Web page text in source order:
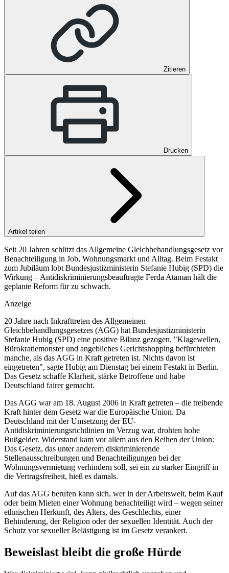
Zitieren
Drucken
Artikel teilen
Seit 20 Jahren schützt das Allgemeine Gleichbehandlungsgesetz vor
Benachteiligung in Job, Wohnungsmarkt und Alltag. Beim Festakt
zum Jubiläum lobt Bundesjustizministerin Stefanie Hubig (SPD) die
Wirkung – Antidiskriminierungsbeauftragte Ferda Ataman hält die
geplante Reform für zu schwach.
Anzeige
20 Jahre nach Inkrafttreten des Allgemeinen
Gleichbehandlungsgesetzes (AGG) hat Bundesjustizministerin
Stefanie Hubig (SPD) eine positive Bilanz gezogen. "Klagewellen,
Bürokratiemonster und angebliches Gerichtshopping befürchteten
manche, als das AGG in Kraft getreten ist. Nichts davon ist
eingetreten", sagte Hubig am Dienstag bei einem Festakt in Berlin.
Das Gesetz schaffe Klarheit, stärke Betroffene und habe
Deutschland fairer gemacht.
Das AGG war am 18. August 2006 in Kraft getreten – die treibende
Kraft hinter dem Gesetz war die Europäische Union. Da
Deutschland mit der Umsetzung der EU-
Antidiskriminierungsrichtlinien im Verzug war, drohten hohe
Bußgelder. Widerstand kam vor allem aus den Reihen der Union:
Das Gesetz, das unter anderem diskriminierende
Stellenausschreibungen und Benachteiligungen bei der
Wohnungsvermietung verhindern soll, sei ein zu starker Eingriff in
die Vertragsfreiheit, hieß es damals.
Auf das AGG berufen kann sich, wer in der Arbeitswelt, beim Kauf
oder beim Mieten einer Wohnung benachteiligt wird – wegen seiner
ethnischen Herkunft, des Alters, des Geschlechts, einer
Behinderung, der Religion oder der sexuellen Identität. Auch der
Schutz vor sexueller Belästigung ist im Gesetz verankert.
Beweislast bleibt die große Hürde